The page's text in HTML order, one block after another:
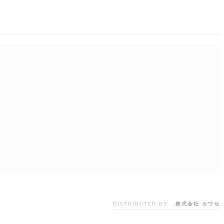
DISTRIBUTED BY 株式会社 カワセ